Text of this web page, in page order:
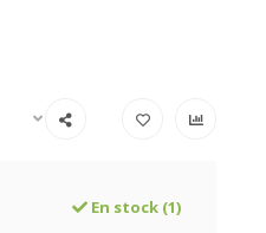
En stock (1)